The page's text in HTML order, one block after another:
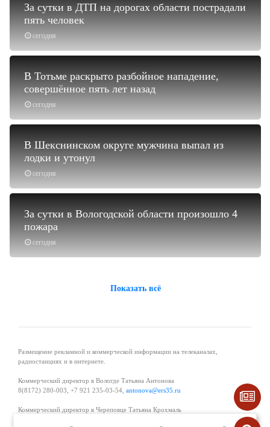
сегодня
За сутки в ДТП на дорогах области пострадали
пять человек
сегодня
В Тотьме раскрыто разбойное нападение,
совершённое пять лет назад
сегодня
В Шекснинском округе мужчина выпал из
лодки и утонул
сегодня
За сутки в Вологодской области произошло 4
пожара
Показать всё
Размещение рекламной и коммерческой информации на телеканалах,
радиостанциях и в интернете.
Коммерческий директор в Вологде Татьяна Антонова
8(8172) 280-003, +7 921 235-03-54, antonova@ers35.ru
Коммерческий директор в Череповце Татьяна Крохмаль